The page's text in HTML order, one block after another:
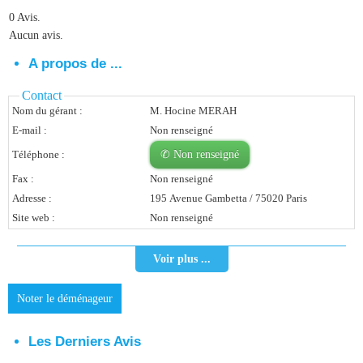
Vous Êtes Une Société
Comment Ça Marche ?
Quels Bénéfices Pour Ma Société ?
Témoignages Adhérents
Comment S’inscrire ?
Contact
0 Avis.
Aucun avis.
A propos de ...
Contact
Nom du gérant :
M. Hocine MERAH
E-mail :
Non renseigné
Téléphone :
✆ Non renseigné
Fax :
Non renseigné
Adresse :
195 Avenue Gambetta / 75020 Paris
Site web :
Non renseigné
Voir plus ...
Noter le déménageur
Les Derniers Avis